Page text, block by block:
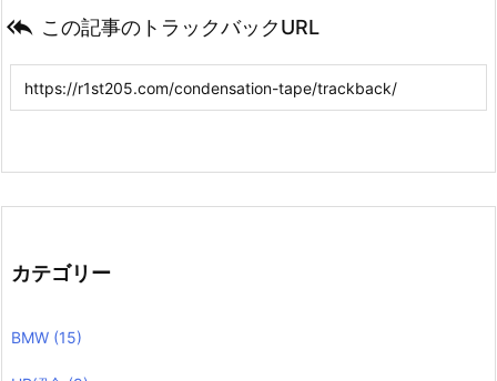
 この記事のトラックバックURL
カテゴリー
BMW (15)